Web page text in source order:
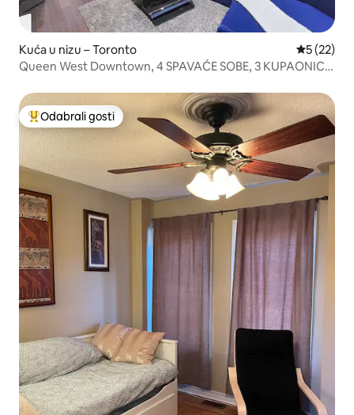
Kuća u nizu – Toronto Prosječna
5 (22)
Queen West Downtown, 4 SPAVAĆE SOBE, 3 KUPAONICE,
Među najviše rangiranima s oznakom „Odabrali gosti”
Odabrali gosti